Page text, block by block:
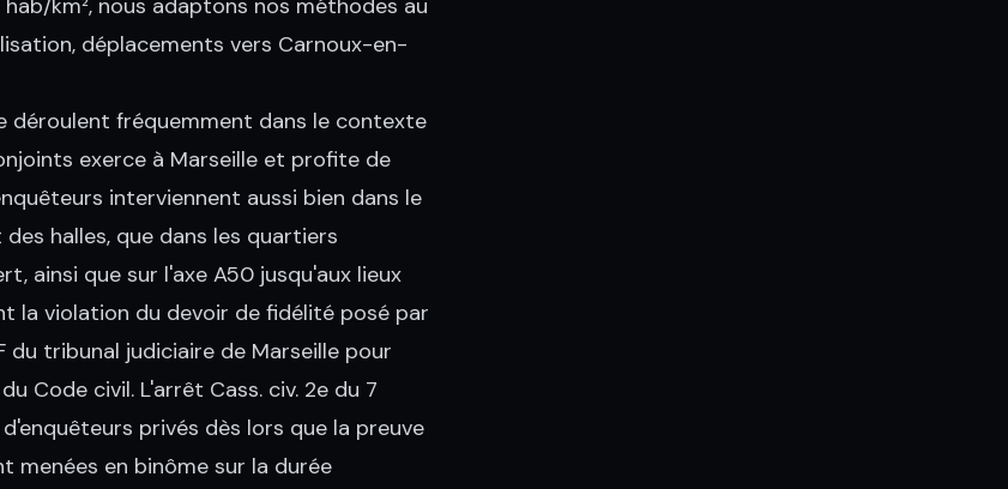
km², nous adaptons nos méthodes au
déplacements vers Carnoux-en-
déroulent fréquemment dans le contexte
exerce à Marseille et profite de
interviennent aussi bien dans le
halles, que dans les quartiers
ainsi que sur l'axe A50 jusqu'aux lieux
la violation du devoir de fidélité posé par
du tribunal judiciaire de Marseille pour
Code civil. L'arrêt Cass. civ. 2e du 7
privés dès lors que la preuve
menées en binôme sur la durée